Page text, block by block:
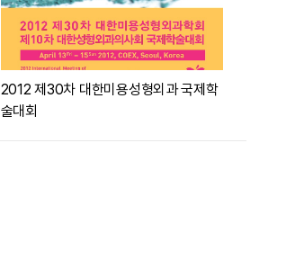
2012 제30차 대한미용성형외과 국제학
술대회